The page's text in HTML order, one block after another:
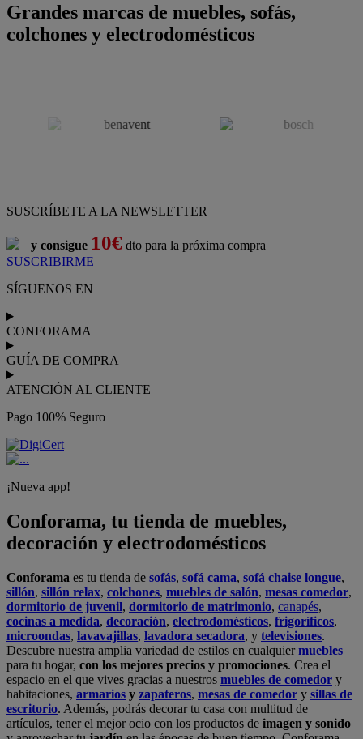
Grandes marcas de muebles, sofás,
colchones y electrodomésticos
SUSCRÍBETE A LA NEWSLETTER
y consigue 10€ dto para la próxima compra
SUSCRIBIRME
SÍGUENOS EN
CONFORAMA
GUÍA DE COMPRA
ATENCIÓN AL CLIENTE
Pago 100% Seguro
¡Nueva app!
Conforama, tu tienda de muebles,
decoración y electrodomésticos
Conforama es tu tienda de sofás, sofá cama, sofá chaise longue,
sillón, sillón relax, colchones, muebles de salón, mesas comedor,
dormitorio de juvenil, dormitorio de matrimonio, canapés,
cocinas a medida, decoración, electrodomésticos, frigoríficos,
microondas, lavavajillas, lavadora secadora, y televisiones.
Descubre nuestra amplia variedad de estilos en cualquiermuebles
para tu hogar, con los mejores precios y promociones. Crea el
espacio en el que vives gracias a nuestros muebles de comedor y
habitaciones, armarios y zapateros, mesas de comedor y sillas de
escritorio. Además, podrás decorar tu casa con multitud de
artículos, tener el mejor ocio con los productos de imagen y sonido